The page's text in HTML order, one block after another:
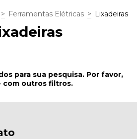
> Ferramentas Elétricas > Lixadeiras
para sua pesquisa. Por favor,
outros filtros.